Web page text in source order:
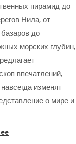
пирамид до
Нила, от
до
морских глубин,
впечатлений,
изменят
о мире и